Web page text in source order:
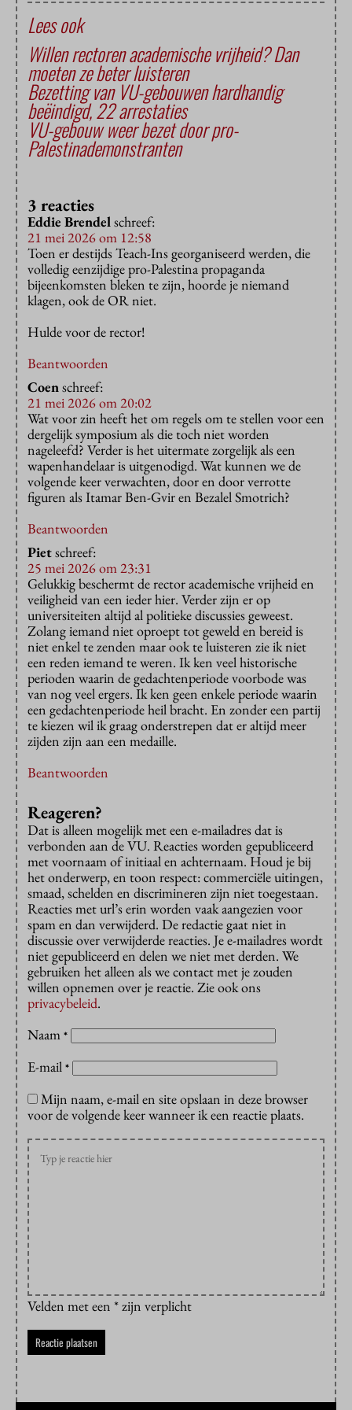
Lees ook
Willen rectoren academische vrijheid? Dan
moeten ze beter luisteren
Bezetting van VU-gebouwen hardhandig
beëindigd, 22 arrestaties
VU-gebouw weer bezet door pro-
Palestinademonstranten
3 reacties
Eddie Brendelschreef:
21 mei 2026 om 12:58
Toen er destijds Teach-Ins georganiseerd werden, die
volledig eenzijdige pro-Palestina propaganda
bijeenkomsten bleken te zijn, hoorde je niemand
klagen, ook de OR niet.
Hulde voor de rector!
Beantwoorden
Coenschreef:
21 mei 2026 om 20:02
Wat voor zin heeft het om regels om te stellen voor een
dergelijk symposium als die toch niet worden
nageleefd? Verder is het uitermate zorgelijk als een
wapenhandelaar is uitgenodigd. Wat kunnen we de
volgende keer verwachten, door en door verrotte
figuren als Itamar Ben-Gvir en Bezalel Smotrich?
Beantwoorden
Pietschreef:
25 mei 2026 om 23:31
Gelukkig beschermt de rector academische vrijheid en
veiligheid van een ieder hier. Verder zijn er op
universiteiten altijd al politieke discussies geweest.
Zolang iemand niet oproept tot geweld en bereid is
niet enkel te zenden maar ook te luisteren zie ik niet
een reden iemand te weren. Ik ken veel historische
perioden waarin de gedachtenperiode voorbode was
van nog veel ergers. Ik ken geen enkele periode waarin
een gedachtenperiode heil bracht. En zonder een partij
te kiezen wil ik graag onderstrepen dat er altijd meer
zijden zijn aan een medaille.
Beantwoorden
Reageren?
Dat is alleen mogelijk met een e-mailadres dat is
verbonden aan de VU. Reacties worden gepubliceerd
met voornaam of initiaal en achternaam. Houd je bij
het onderwerp, en toon respect: commerciële uitingen,
smaad, schelden en discrimineren zijn niet toegestaan.
Reacties met url’s erin worden vaak aangezien voor
spam en dan verwijderd. De redactie gaat niet in
discussie over verwijderde reacties. Je e-mailadres wordt
niet gepubliceerd en delen we niet met derden. We
gebruiken het alleen als we contact met je zouden
willen opnemen over je reactie. Zie ook ons
privacybeleid.
Naam *
E-mail *
Mijn naam, e-mail en site opslaan in deze browser
voor de volgende keer wanneer ik een reactie plaats.
Velden met een * zijn verplicht